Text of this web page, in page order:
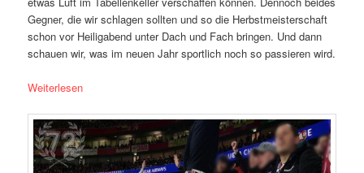
Gegner, die wir schlagen sollten und so die Herbstmeisterschaft
schon vor Heiligabend unter Dach und Fach bringen. Und dann
schauen wir, was im neuen Jahr sportlich noch so passieren wird.
Weiterlesen